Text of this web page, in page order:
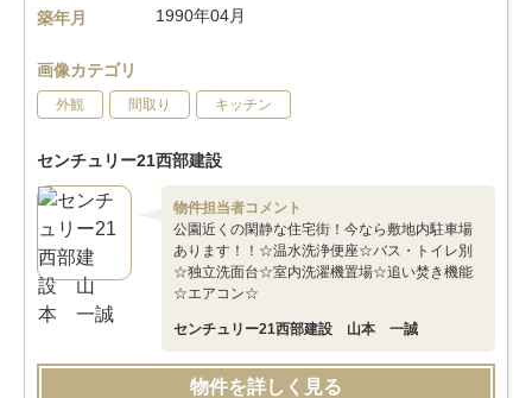
築年月
1990年04月
画像カテゴリ
外観 間取り キッチン
センチュリー21西部建設
物件担当者コメント
公園近くの閑静な住宅街！今なら敷地内駐車場
あります！！☆温水洗浄便座☆バス・トイレ別
☆独立洗面台☆室内洗濯機置場☆追い焚き機能
☆エアコン☆
センチュリー21西部建設 山本 一誠
物件を詳しく見る